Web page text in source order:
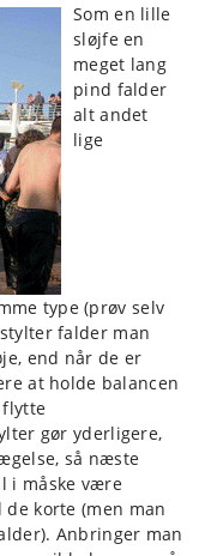
Som en lille
sløjfe en
meget lang
pind falder
alt andet
lige
type (prøv selv
falder man
end når de er
at holde balancen
flytte
gør yderligere,
så næste
i måske være
korte (men man
Anbringer man